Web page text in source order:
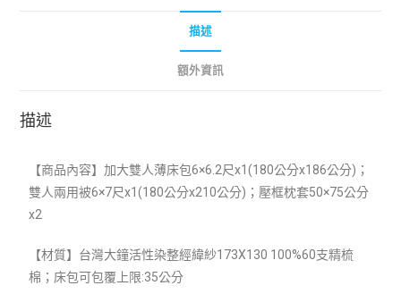
描述
額外資訊
描述
【商品內容】加大雙人薄床包6×6.2尺x1(180公分x186公分) ；
雙人兩用被6×7尺x1(180公分x210公分) ；壓框枕套50×75公分
x2
【材質】台灣大鐘活性染整經緯紗173X130 100%60支精梳
棉 ；床包可包覆上限:35公分